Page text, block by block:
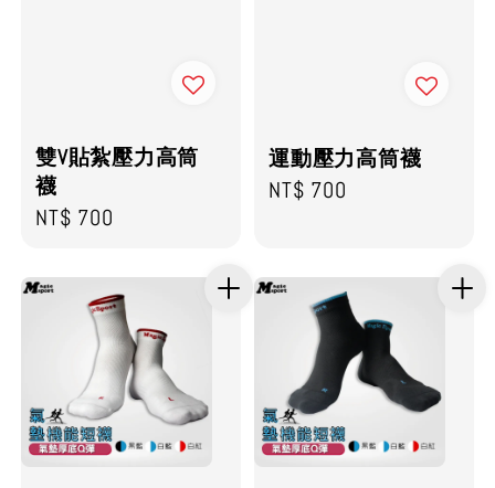
雙V貼紮壓力高筒
襪
Regular
NT$ 700
運動壓力高筒襪
Regular
NT$ 700